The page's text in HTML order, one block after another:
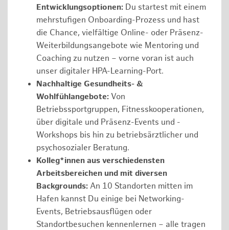
Entwicklungsoptionen: Du startest mit einem
mehrstufigen Onboarding-Prozess und hast
die Chance, vielfältige Online- oder Präsenz-
Weiterbildungsangebote wie Mentoring und
Coaching zu nutzen – vorne voran ist auch
unser digitaler HPA-Learning-Port.
Nachhaltige Gesundheits- &
Wohlfühlangebote: Von
Betriebssportgruppen, Fitnesskooperationen,
über digitale und Präsenz-Events und -
Workshops bis hin zu betriebsärztlicher und
psychosozialer Beratung.
Kolleg*innen aus verschiedensten
Arbeitsbereichen und mit diversen
Backgrounds: An 10 Standorten mitten im
Hafen kannst Du einige bei Networking-
Events, Betriebsausflügen oder
Standortbesuchen kennenlernen – alle tragen